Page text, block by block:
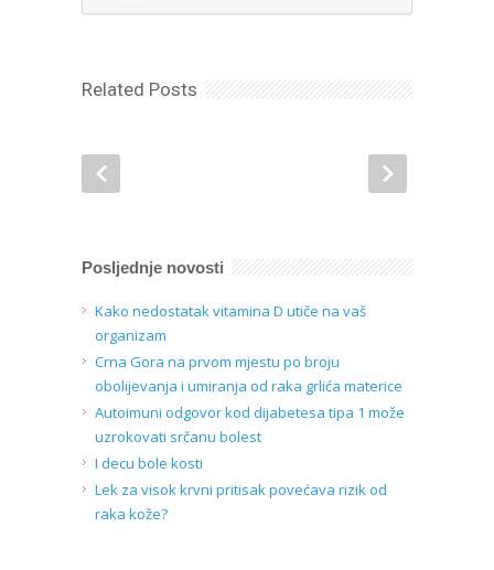
Related Posts
Posljednje novosti
Kako nedostatak vitamina D utiče na vaš
organizam
Crna Gora na prvom mjestu po broju
obolijevanja i umiranja od raka grlića materice
Autoimuni odgovor kod dijabetesa tipa 1 može
uzrokovati srčanu bolest
I decu bole kosti
Lek za visok krvni pritisak povećava rizik od
raka kože?